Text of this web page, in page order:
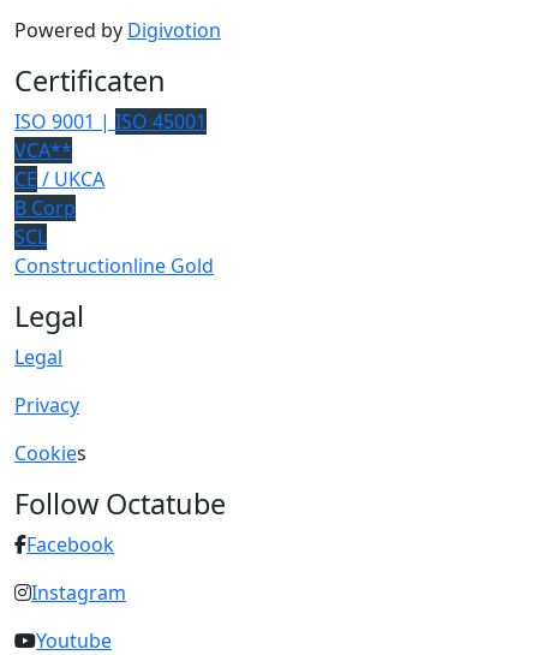
Powered by Digivotion
Certificaten
ISO 9001 | ISO 45001
VCA**
CE / UKCA
B Corp
SCL
Constructionline Gold
Legal
Legal
Privacy
Cookies
Follow Octatube
Facebook
Instagram
Youtube